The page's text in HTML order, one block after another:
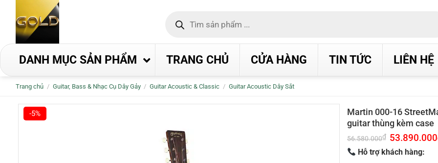
dung
kiếm
DANH MỤC SẢN PHẨM TRANG CHỦ CỬA HÀNG TIN TỨC LIÊN HỆ
Trang chủ / Guitar, Bass & Nhạc Cụ Dây Gảy / Guitar Acoustic & Classic / Guitar Acoustic Dây Sắt
-5%
Martin 000-16
guitar thùng kèm case
56.580.000₫ Giá
gốc
là:
56.580.000₫.
53.890.000
Hỗ trợ khách hàng: